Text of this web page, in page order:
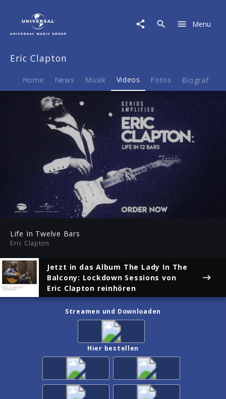
Video
Life
Twelve
Bars
Menu
Eric Clapton
Home News Musik Videos Fotos Biografie
Play
00:28
Play
Life In Twelve Bars
Eric Clapton
Jetzt in das Album The Lady In The
Balcony: Lockdown Sessions von
Eric Clapton reinhören
Streamen und Downloaden
Hier bestellen